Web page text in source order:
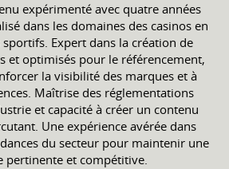
expérimenté avec quatre années
dans les domaines des casinos en
Expert dans la création de
et optimisés pour le référencement,
la visibilité des marques et à
Maîtrise des réglementations
et capacité à créer un contenu
Une expérience avérée dans
du secteur pour maintenir une
pertinente et compétitive.